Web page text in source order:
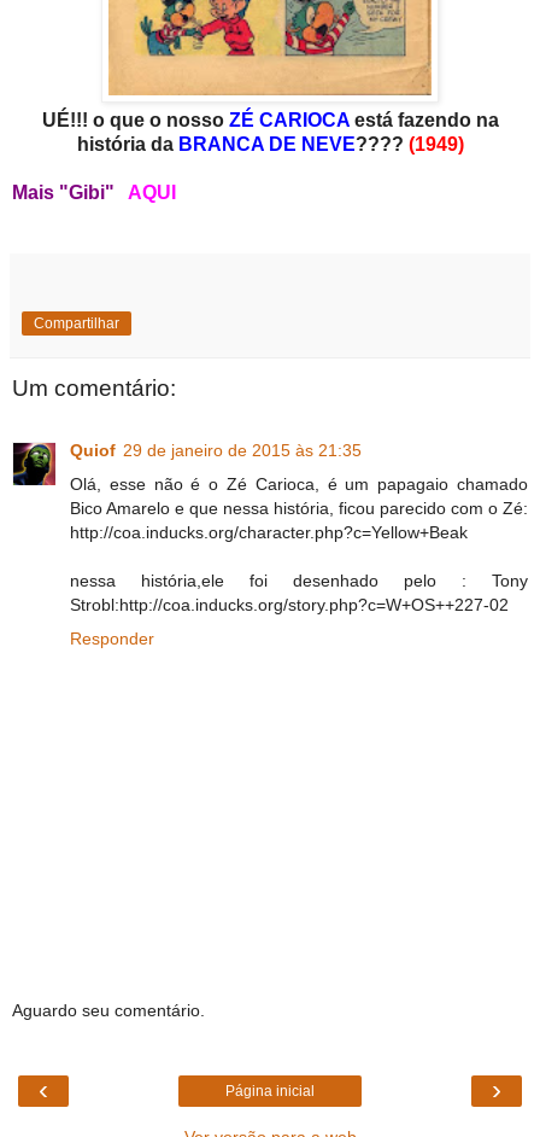
UÉ!!! o que o nossoZÉ CARIOCAestá fazendo na
história da BRANCA DE NEVE???? (1949)
Mais "Gibi" AQUI
Compartilhar
Um comentário:
Quiof 29 de janeiro de 2015 às 21:35
Olá, esse não é o Zé Carioca, é um papagaio chamado
Bico Amarelo e que nessa história, ficou parecido com o Zé:
http://coa.inducks.org/character.php?c=Yellow+Beak
nessa história,ele foi desenhado pelo : Tony
Strobl:http://coa.inducks.org/story.php?c=W+OS++227-02
Responder
Aguardo seu comentário.
‹ ›
Página inicial